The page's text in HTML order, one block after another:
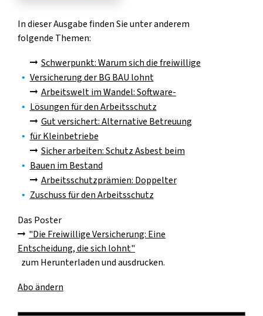
In dieser Ausgabe finden Sie unter anderem
folgende Themen:
Schwerpunkt: Warum sich die freiwillige
Versicherung der BG BAU lohnt
Arbeitswelt im Wandel: Software-
Lösungen für den Arbeitsschutz
Gut versichert: Alternative Betreuung
für Kleinbetriebe
Sicher arbeiten: Schutz Asbest beim
Bauen im Bestand
Arbeitsschutzprämien: Doppelter
Zuschuss für den Arbeitsschutz
Das Poster
"Die Freiwillige Versicherung: Eine
Entscheidung, die sich lohnt"
zum Herunterladen und ausdrucken.
Abo ändern